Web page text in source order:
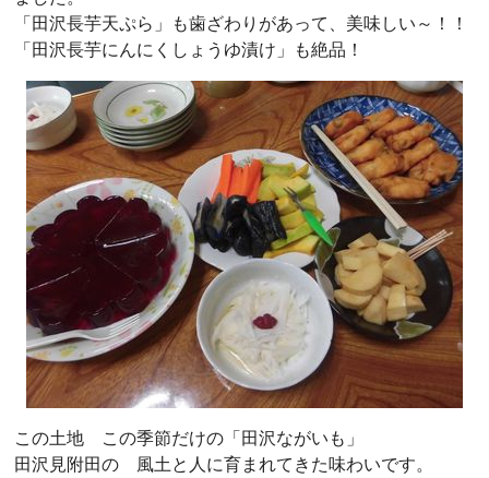
「田沢長芋天ぷら」も歯ざわりがあって、美味しい～！！
「田沢長芋にんにくしょうゆ漬け」も絶品！
この土地 この季節だけの「田沢ながいも」
田沢見附田の 風土と人に育まれてきた味わいです。